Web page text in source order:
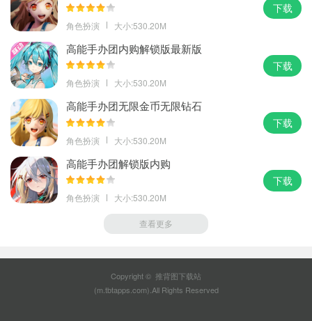
角色扮演 大小:530.20M
下载
高能手办团内购解锁版最新版
角色扮演 大小:530.20M
下载
高能手办团无限金币无限钻石
角色扮演 大小:530.20M
下载
高能手办团解锁版内购
角色扮演 大小:530.20M
下载
查看更多
Copyright © 推背图下载站
(m.tbtapps.com).All Rights Reserved